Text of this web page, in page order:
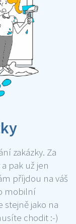
zakázky. Za
pak už jen
příjdou na váš
mobilní
stejně jako na
chodit :-)